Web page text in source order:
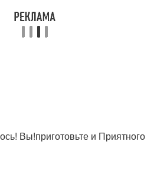
Вы!приготовьте и Приятного